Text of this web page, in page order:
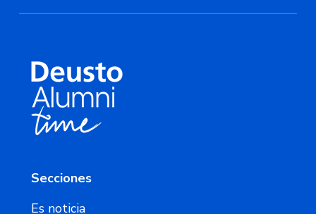
Secciones
Es noticia